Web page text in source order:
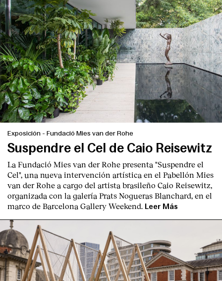
Exposición - Fundació Mies van der Rohe
Suspendre el Cel de Caio Reisewitz
La Fundació Mies van der Rohe presenta "Suspendre el
Cel", una nueva intervención artística en el Pabellón Mies
van der Rohe a cargo del artista brasileño Caio Reisewitz,
organizada con la galería Prats Nogueras Blanchard, en el
marco de Barcelona Gallery Weekend.
Leer Más